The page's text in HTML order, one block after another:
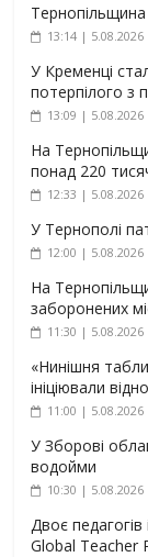
13:14 | 5.08.2026
У Кременці
потерпілого з
13:09 | 5.08.2026
На
понад 220
12:33 | 5.08.2026
У Тернополі
12:00 | 5.08.2026
На
заборонених
11:30 | 5.08.2026
«Нинішня
ініціювали
11:00 | 5.08.2026
У Зборові
водойми
10:30 | 5.08.2026
Двоє
Global Teacher